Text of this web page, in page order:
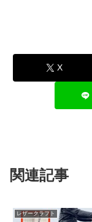
X
関連記事
レザークラフト